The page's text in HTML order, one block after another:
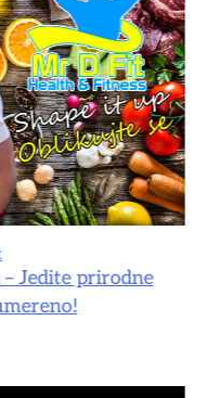
Jedite prirodne